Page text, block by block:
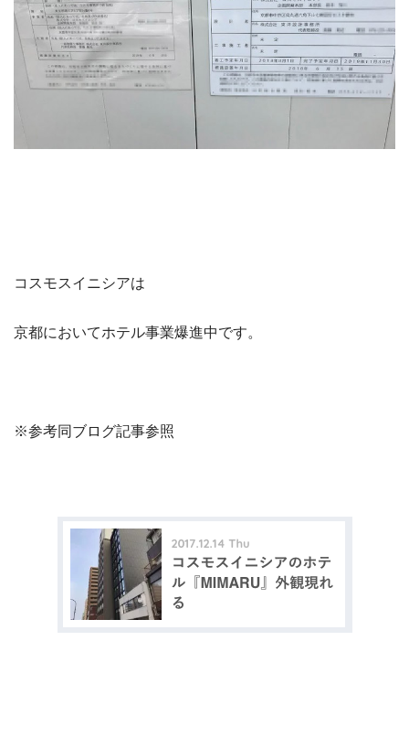
コスモスイニシアは
京都においてホテル事業爆進中です。
※参考同ブログ記事参照